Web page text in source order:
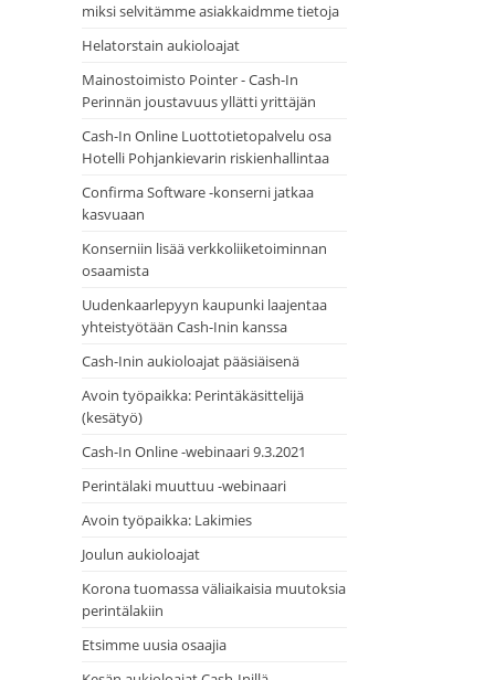
miksi selvitämme asiakkaidmme tietoja
Helatorstain aukioloajat
Mainostoimisto Pointer - Cash-In
Perinnän joustavuus yllätti yrittäjän
Cash-In Online Luottotietopalvelu osa
Hotelli Pohjankievarin riskienhallintaa
Confirma Software -konserni jatkaa
kasvuaan
Konserniin lisää verkkoliiketoiminnan
osaamista
Uudenkaarlepyyn kaupunki laajentaa
yhteistyötään Cash-Inin kanssa
Cash-Inin aukioloajat pääsiäisenä
Avoin työpaikka: Perintäkäsittelijä
(kesätyö)
Cash-In Online -webinaari 9.3.2021
Perintälaki muuttuu -webinaari
Avoin työpaikka: Lakimies
Joulun aukioloajat
Korona tuomassa väliaikaisia muutoksia
perintälakiin
Etsimme uusia osaajia